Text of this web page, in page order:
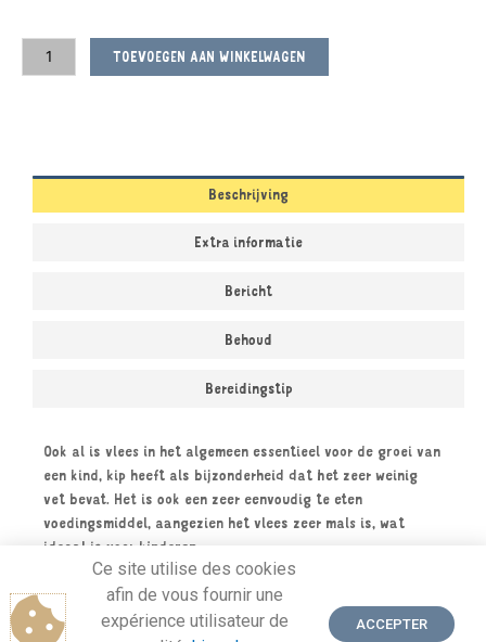
TOEVOEGEN AAN WINKELWAGEN
Beschrijving
Extra informatie
Bericht
Behoud
Bereidingstip
Ook al is vlees in het algemeen essentieel voor de groei van
een kind, kip heeft als bijzonderheid dat het zeer weinig
vet bevat. Het is ook een zeer eenvoudig te eten
voedingsmiddel, aangezien het vlees zeer mals is, wat
ideaal is voor kinderen.
Ce site utilise des cookies
afin de vous fournir une
expérience utilisateur de
ACCEPTER